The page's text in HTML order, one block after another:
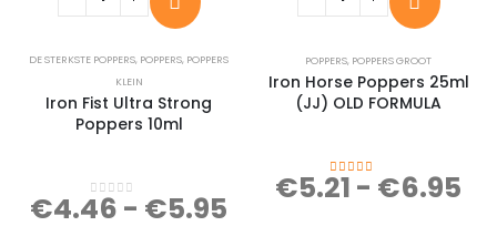
DE STERKSTE POPPERS, POPPERS, POPPERS
KLEIN
Iron Fist Ultra Strong
Poppers 10ml
0 out of 5
€4.46 - €5.95
POPPERS, POPPERS GROOT
Iron Horse Poppers 25ml
(JJ) OLD FORMULA
4.00out of 5
€5.21 - €6.95